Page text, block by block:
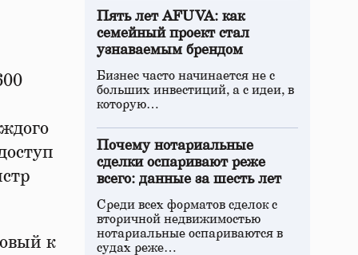
к
Пять лет AFUVA: как
семейный проект стал
узнаваемым брендом
Бизнес часто начинается не с
больших инвестиций, а с идеи, в
которую…
Почему нотариальные
сделки оспаривают реже
всего: данные за шесть лет
Среди всех форматов сделок с
вторичной недвижимостью
нотариальные оспариваются в
судах реже…